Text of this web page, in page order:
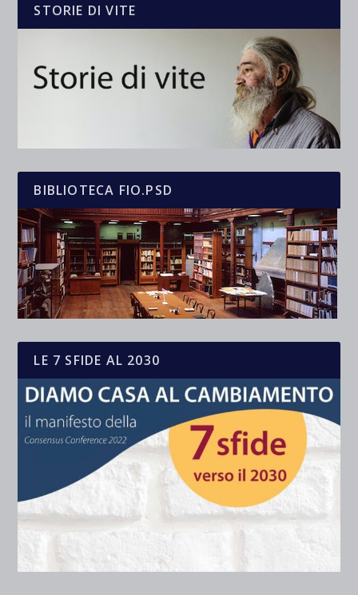
STORIE DI VITE
BIBLIOTECA FIO.PSD
LE 7 SFIDE AL 2030